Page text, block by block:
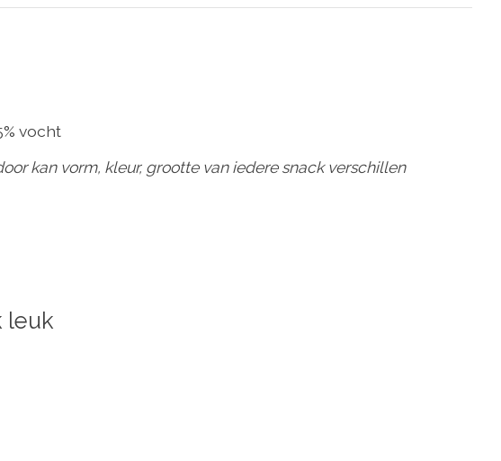
vocht
kan vorm, kleur, grootte van iedere snack verschillen
leuk